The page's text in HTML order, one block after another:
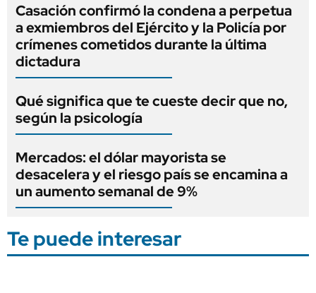
Casación confirmó la condena a perpetua
a exmiembros del Ejército y la Policía por
crímenes cometidos durante la última
dictadura
Qué significa que te cueste decir que no,
según la psicología
Mercados: el dólar mayorista se
desacelera y el riesgo país se encamina a
un aumento semanal de 9%
Te puede interesar